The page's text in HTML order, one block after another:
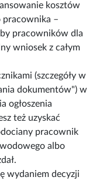
kosztów
pracownika –
pracowników dla
wniosek z całym
(szczegóły w
dokumentów") w
ogłoszenia
też uzyskać
pracownik
albo
wydaniem decyzji